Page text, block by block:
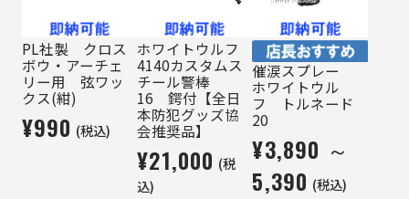
PL社製 クロス
ボウ・アーチェ
リー用 弦ワッ
クス(紺)
¥990 (税込)
ホワイトウルフ
4140カスタムス
チール警棒
16 鍔付【全日
本防犯グッズ協
会推奨品】
¥21,000 (税
込)
催涙スプレー
ホワイトウル
フ トルネード
20
¥3,890 ～
5,390 (税込)